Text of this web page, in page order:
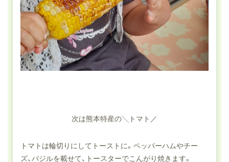
次は熊本特産の╲トマト／
トマトは輪切りにしてトーストに。ペッパーハムやチー
ズ、バジルを載せて、トースターでこんがり焼きます。